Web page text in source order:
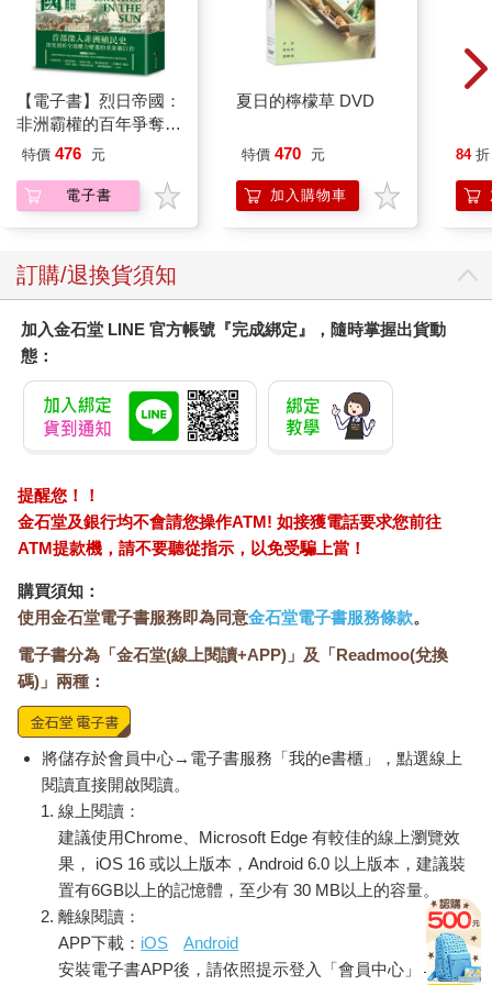
【電子書】烈日帝國：
非洲霸權的百年爭奪史
1830-1990
特價 476 元
電子書
夏日的檸檬草 DVD
特價 470 元
加入購物車
84 折
訂購/退換貨須知
加入金石堂 LINE 官方帳號『完成綁定』，隨時掌握出貨動
態：
提醒您！！
金石堂及銀行均不會請您操作ATM! 如接獲電話要求您前往
ATM提款機，請不要聽從指示，以免受騙上當！
購買須知：
使用金石堂電子書服務即為同意金石堂電子書服務條款。
電子書分為「金石堂(線上閱讀+APP)」及「Readmoo(兌換
碼)」兩種：
將儲存於會員中心→電子書服務「我的e書櫃」，點選線上
閱讀直接開啟閱讀。
線上閱讀：
建議使用Chrome、Microsoft Edge 有較佳的線上瀏覽效
果， iOS 16 或以上版本，Android 6.0 以上版本，建議裝
置有6GB以上的記憶體，至少有 30 MB以上的容量。
離線閱讀：
APP下載： iOS
Android
安裝電子書APP後，請依照提示登入「會員中心」→「我